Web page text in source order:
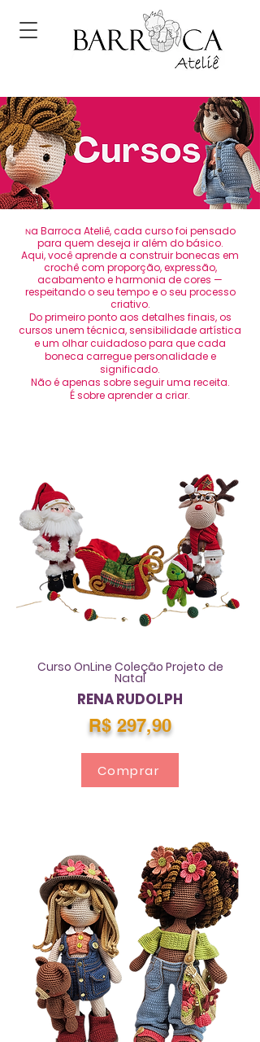
Na Barroca Ateliê, cada curso foi pensado
para quem deseja ir além do básico.
Aqui, você aprende a construir bonecas em
crochê com proporção, expressão,
acabamento e harmonia de cores —
respeitando o seu tempo e o seu processo
criativo.
Do primeiro ponto aos detalhes finais, os
cursos unem técnica, sensibilidade artística
e um olhar cuidadoso para que cada
boneca carregue personalidade e
significado.
Não é apenas sobre seguir uma receita.
É sobre aprender a criar.
Curso OnLine Coleção Projeto de
Natal
RENA RUDOLPH
R$ 297,90
Comprar